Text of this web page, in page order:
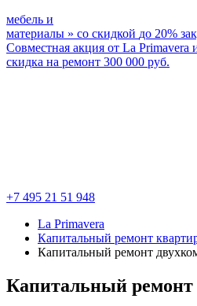
мебель и
материалы » со скидкой до 20%
Совместная акция от La Primavera
скидка на ремонт 300 000 руб.
+7 495 21 51 948
La Primavera
Капитальный ремонт
Капитальный ремонт
Капитальный